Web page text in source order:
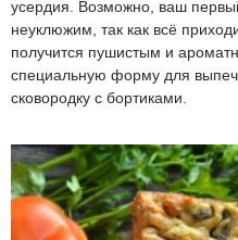
усердия. Возможно, ваш
неуклюжим, так как всё
получится пушистым и
специальную форму для
сковородку с бортиками.